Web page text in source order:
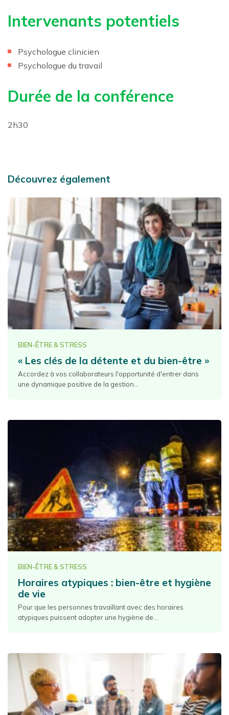
Intervenants potentiels
Psychologue clinicien
Psychologue du travail
Durée de la conférence
2h30
Découvrez également
BIEN-ÊTRE & STRESS
« Les clés de la détente et du bien-être »
Accordez à vos collaborateurs l'opportunité d'entrer dans
une dynamique positive de la gestion...
BIEN-ÊTRE & STRESS
Horaires atypiques : bien-être et hygiène
de vie
Pour que les personnes travaillant avec des horaires
atypiques puissent adopter une hygiène de...